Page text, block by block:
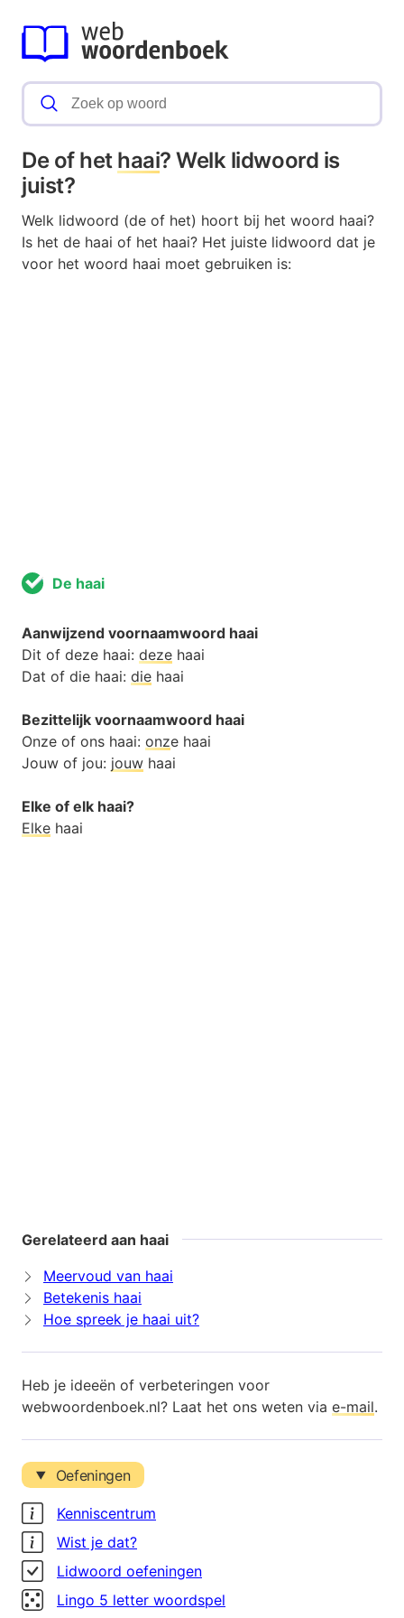
De of het haai? Welk lidwoord is
juist?
Welk lidwoord (de of het) hoort bij het woord haai?
Is het de haai of het haai? Het juiste lidwoord dat je
voor het woord haai moet gebruiken is:
De haai
Aanwijzend voornaamwoord haai
Dit of deze haai: deze haai
Dat of die haai: die haai
Bezittelijk voornaamwoord haai
Onze of ons haai: onze haai
Jouw of jou: jouw haai
Elke of elk haai?
Elke haai
Gerelateerd aan haai
Meervoud van haai
Betekenis haai
Hoe spreek je haai uit?
Heb je ideeën of verbeteringen voor
webwoordenboek.nl? Laat het ons weten via e-mail.
Oefeningen
Kenniscentrum
Wist je dat?
Lidwoord oefeningen
Lingo 5 letter woordspel